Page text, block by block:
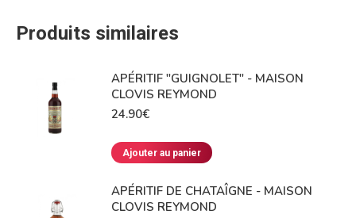
Produits similaires
APÉRITIF "GUIGNOLET" - MAISON
CLOVIS REYMOND
24.90€
Ajouter au panier
APÉRITIF DE CHATAÎGNE - MAISON
CLOVIS REYMOND